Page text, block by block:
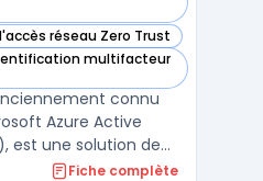
(Azure AD) dans cette catégorie
réseau Zero Trust
(Azure AD) dans cette catégorie
multifacteur
(Azure AD) dans cette catégorie
connu
Azure Active
est une solution de
et des accès (IAM)
Fiche complète